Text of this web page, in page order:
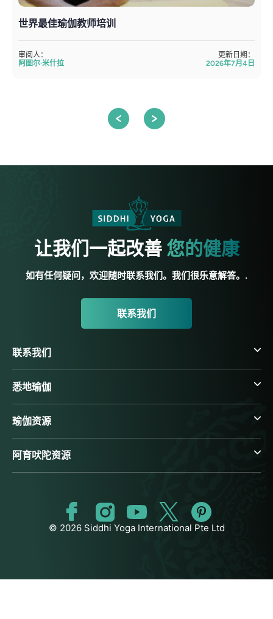
世界最佳瑜伽教师培训
审阅人：
阿图尔·米什拉
更新日期：
2026年7月4日
让我们一起改善 您的健康
如有任何疑问，欢迎随时联系我们。我们很乐意解答。.
联系我们
联系我们
悉地瑜伽
瑜伽资源
阿育吠陀资源
© 2026 Siddhi Yoga International Pte Ltd